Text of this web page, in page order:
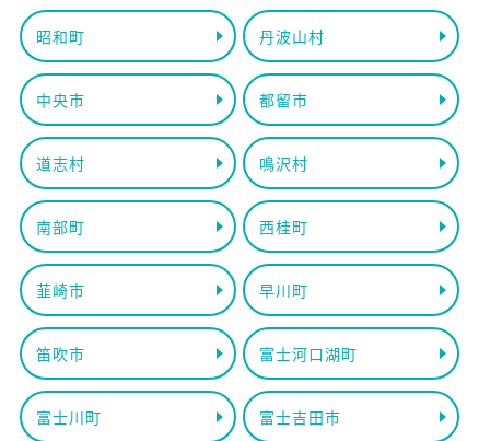
昭和町 丹波山村
中央市 都留市
道志村 鳴沢村
南部町 西桂町
韮崎市 早川町
笛吹市 富士河口湖町
富士川町 富士吉田市